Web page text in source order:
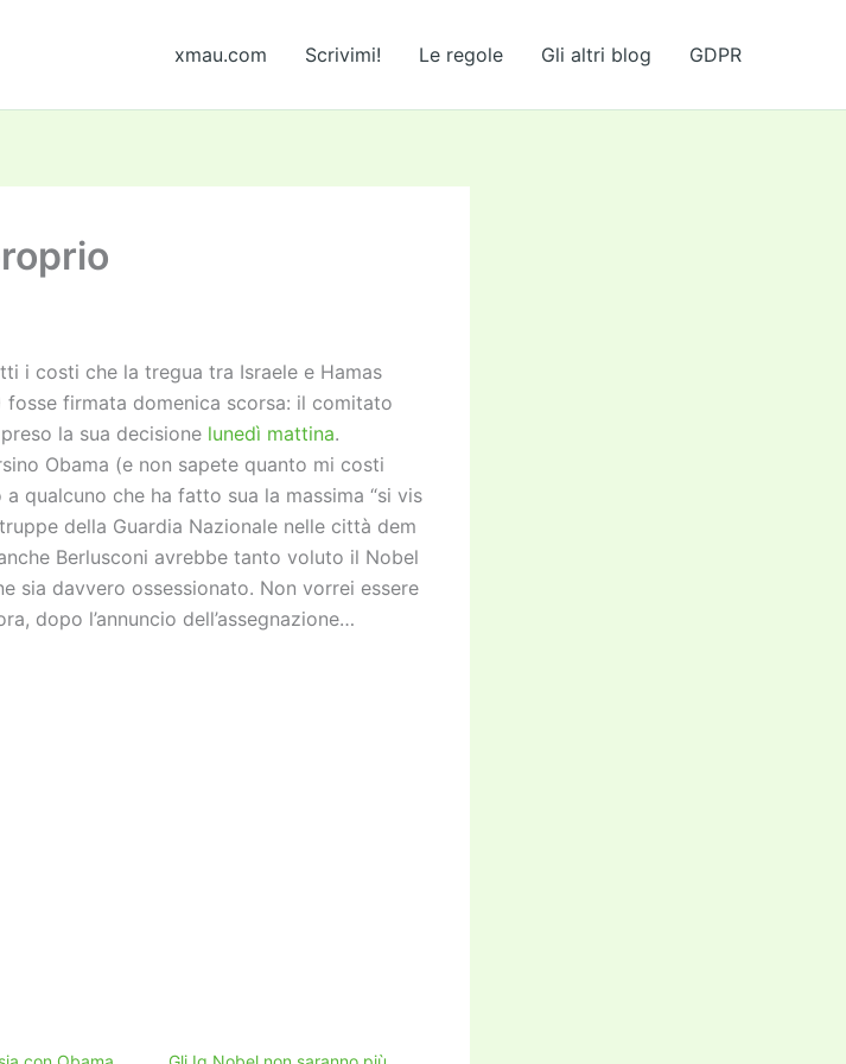
xmau.com Scrivimi! Le regole Gli altri blog GDPR
i costi che la tregua tra Israele e Hamas
fosse firmata domenica scorsa: il comitato
la sua decisione lunedì mattina.
Obama (e non sapete quanto mi costi
qualcuno che ha fatto sua la massima “si vis
della Guardia Nazionale nelle città dem
Berlusconi avrebbe tanto voluto il Nobel
sia davvero ossessionato. Non vorrei essere
dopo l’annuncio dell’assegnazione…